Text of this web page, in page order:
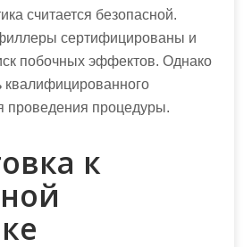
считается безопасной.
сертифицированы и
побочных эффектов. Однако
квалифицированного
проведения процедуры.
к